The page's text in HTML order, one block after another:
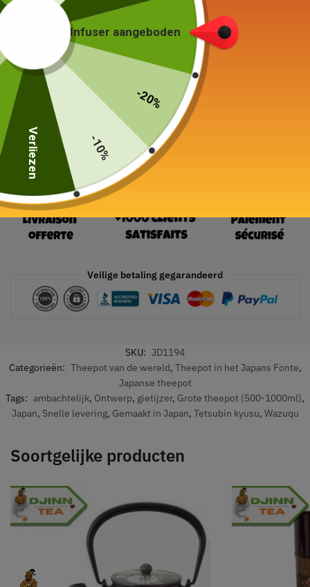
19 in voorraad
In winkelwagen
Veilige betaling gegarandeerd
SKU: JD1194
Categorieën: Theepot van de wereld, Theepot in het Japans Fonte,
Japanse theepot
Tags: ambachtelijk, Ontwerp, gietijzer, Grote theepot (500-1000ml),
Japan, Snelle levering, Gemaakt in Japan, Tetsubin kyusu, Wazuqu
Soortgelijke producten
Infuser aangeboden
-20%
-10%
Verliezen